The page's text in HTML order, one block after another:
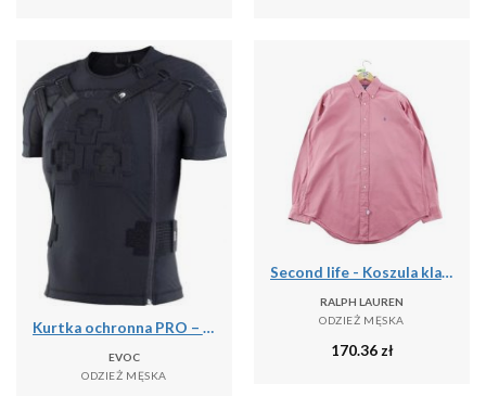
Kurtka ochronna PRO – LITESHIELD FLEX
EVOC
ODZIEŻ MĘSKA
Second life - Koszula klasyczna męska jednolita - Stan bardzo dobry
RALPH LAUREN
ODZIEŻ MĘSKA
170.36zł